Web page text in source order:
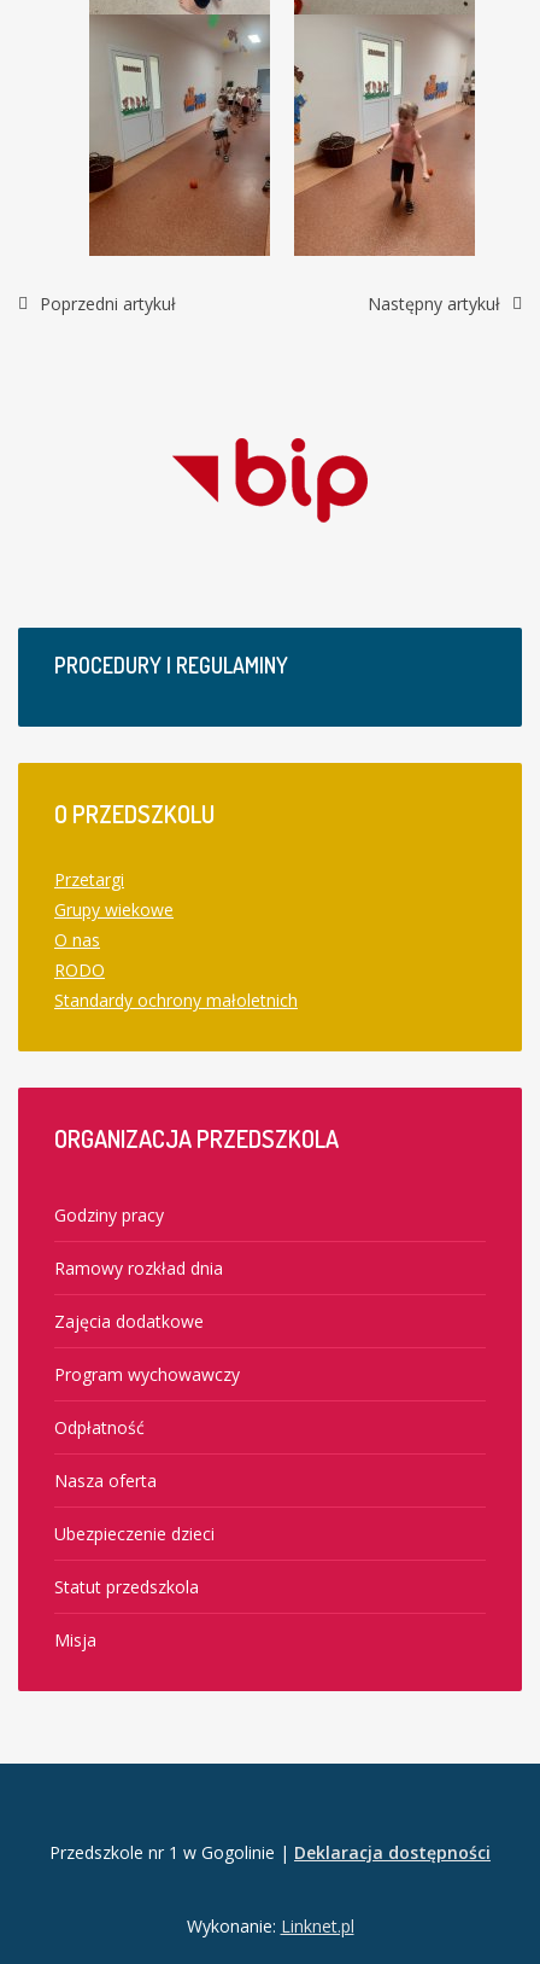
Poprzedni artykuł Następny artykuł
PROCEDURY I REGULAMINY
O PRZEDSZKOLU
Przetargi
Grupy wiekowe
O nas
RODO
Standardy ochrony małoletnich
ORGANIZACJAPRZEDSZKOLA
Godziny pracy
Ramowy rozkład dnia
Zajęcia dodatkowe
Program wychowawczy
Odpłatność
Nasza oferta
Ubezpieczenie dzieci
Statut przedszkola
Misja
Przedszkole nr 1 w Gogolinie | Deklaracja dostępności
Wykonanie: Linknet.pl